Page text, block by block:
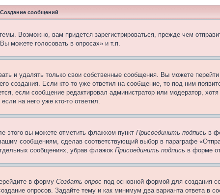
Создание сообщений
Возможно, вам придется зарегистрироваться, прежде чем
можете голосовать в опросах» и т.п.
и удалять только свои собственные сообщения. Вы можете
создания. Если кто-то уже ответил на сообщение, то под ним
если сообщение редактировал администратор или модератор,
на него уже кто-то ответил.
этого вы можете отметить флажком пункт Присоединить подпись в
сообщениям, сделав соответствующий выбор в параграфе
сообщениях, убрав флажок Присоединить подпись в форме
в форму Создать опрос под основной формой для создания
опросов. Задайте тему и как минимум два варианта ответа в